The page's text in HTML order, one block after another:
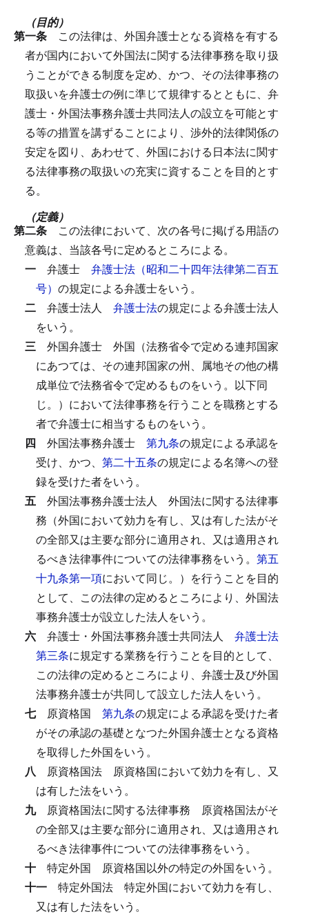
（目的）
第一条 この法律は、外国弁護士となる資格を有する
者が国内において外国法に関する法律事務を取り扱
うことができる制度を定め、かつ、その法律事務の
取扱いを弁護士の例に準じて規律するとともに、弁
護士・外国法事務弁護士共同法人の設立を可能とす
る等の措置を講ずることにより、渉外的法律関係の
安定を図り、あわせて、外国における日本法に関す
る法律事務の取扱いの充実に資することを目的とす
る。
（定義）
第二条 この法律において、次の各号に掲げる用語の
意義は、当該各号に定めるところによる。
一 弁護士
弁護士法（昭和二十四年法律第二百五
号） の規定による弁護士をいう。
二 弁護士法人 弁護士法の規定による弁護士法人
をいう。
三 外国弁護士
外国（法務省令で定める連邦国家
にあつては、その連邦国家の州、属地その他の構
成単位で法務省令で定めるものをいう。以下同
じ。）において法律事務を行うことを職務とする
者で弁護士に相当するものをいう。
四 外国法事務弁護士 第九条の規定による承認を
受け、かつ、 第二十五条の規定による名簿への登
録を受けた者をいう。
五 外国法事務弁護士法人
外国法に関する法律事
務（外国において効力を有し、又は有した法がそ
の全部又は主要な部分に適用され、又は適用され
るべき法律事件についての法律事務をいう。 第五
十九条第一項において同じ。）を行うことを目的
として、この法律の定めるところにより、外国法
事務弁護士が設立した法人をいう。
六 弁護士・外国法事務弁護士共同法人
弁護士法
第三条に規定する業務を行うことを目的として、
この法律の定めるところにより、弁護士及び外国
法事務弁護士が共同して設立した法人をいう。
七 原資格国 第九条の規定による承認を受けた者
がその承認の基礎となつた外国弁護士となる資格
を取得した外国をいう。
八 原資格国法
原資格国において効力を有し、又
は有した法をいう。
九 原資格国法に関する法律事務
原資格国法がそ
の全部又は主要な部分に適用され、又は適用され
るべき法律事件についての法律事務をいう。
十 特定外国
原資格国以外の特定の外国をいう。
十一 特定外国法
特定外国において効力を有し、
又は有した法をいう。